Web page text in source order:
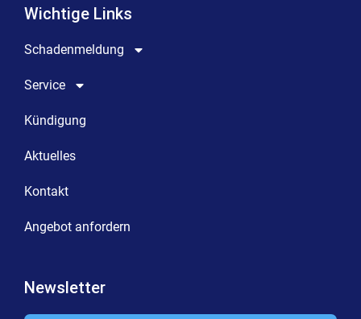
Wichtige Links
Schadenmeldung
Service
Kündigung
Aktuelles
Kontakt
Angebot anfordern
Newsletter